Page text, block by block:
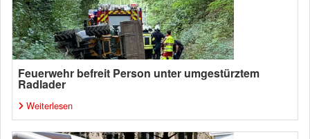
Feuerwehr befreit Person unter umgestürztem
Radlader
Weiterlesen